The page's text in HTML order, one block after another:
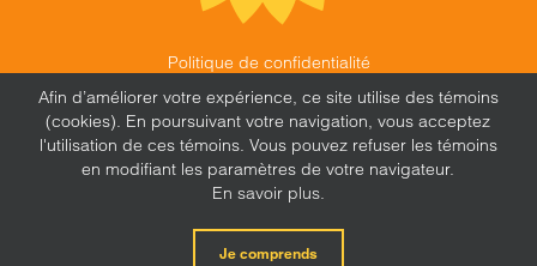
Politique de confidentialité
©
CUISINE SOLEIL 2026 |
FEU FOLLET - DESIGN •
WEB • MARKETING
X Facebook
Afin d’améliorer votre expérience, ce site utilise des témoins
(cookies). En poursuivant votre navigation, vous acceptez
l'utilisation de ces témoins. Vous pouvez refuser les témoins
en modifiant les paramètres de votre navigateur.
En savoir plus.
Je comprends